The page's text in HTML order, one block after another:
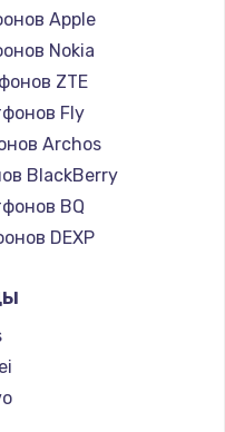
диска
Apple
Nokia
ZTE
Fly
Archos
BlackBerry
BQ
DEXP
Ginzzu
Highscreen
Irbis
Kyocera
LeEco